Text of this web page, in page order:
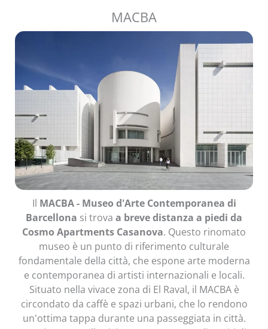
MACBA
Il MACBA - Museo d'Arte Contemporanea di
Barcellona si trova a breve distanza a piedi da
Cosmo Apartments Casanova. Questo rinomato
museo è un punto di riferimento culturale
fondamentale della città, che espone arte moderna
e contemporanea di artisti internazionali e locali.
Situato nella vivace zona di El Raval, il MACBA è
circondato da caffè e spazi urbani, che lo rendono
un'ottima tappa durante una passeggiata in città.